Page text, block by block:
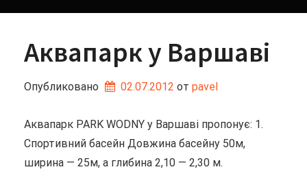
Аквапарк у Варшаві
Опубликовано 02.07.2012 от pavel
Аквапарк PARK WODNY у Варшаві пропонує: 1.
Спортивний басейн Довжина басейну 50м,
ширина — 25м, а глибина 2,10 — 2,30 м.